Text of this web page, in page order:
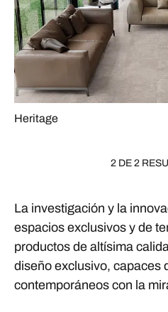
Heritage
2 DE 2
La investigación y la
espacios exclusivos y de
productos de altísima
diseño exclusivo, capaces
contemporáneos con la